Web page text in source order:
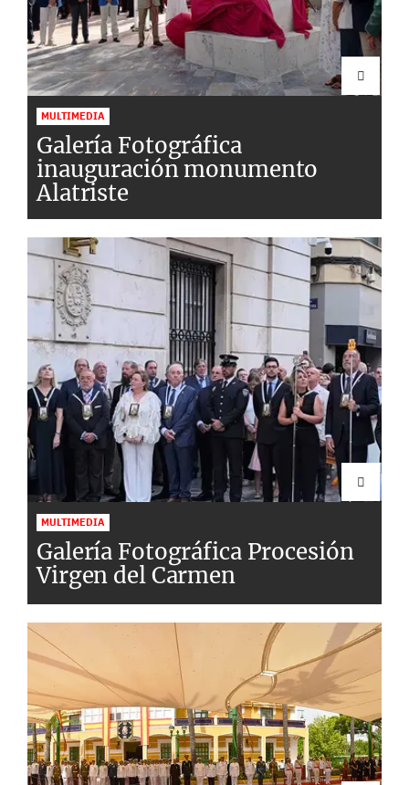
MULTIMEDIA
Galería Fotográfica
inauguración monumento
Alatriste
MULTIMEDIA
Galería Fotográfica Procesión
Virgen del Carmen